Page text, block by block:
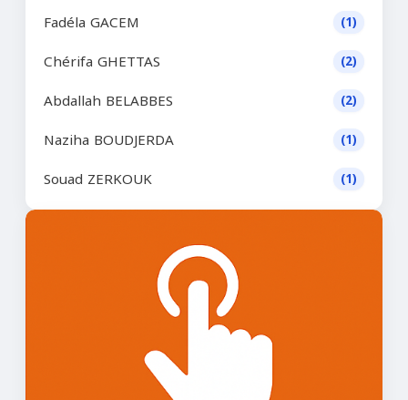
Fadéla GACEM (1)
Chérifa GHETTAS (2)
Abdallah BELABBES (2)
Naziha BOUDJERDA (1)
Souad ZERKOUK (1)